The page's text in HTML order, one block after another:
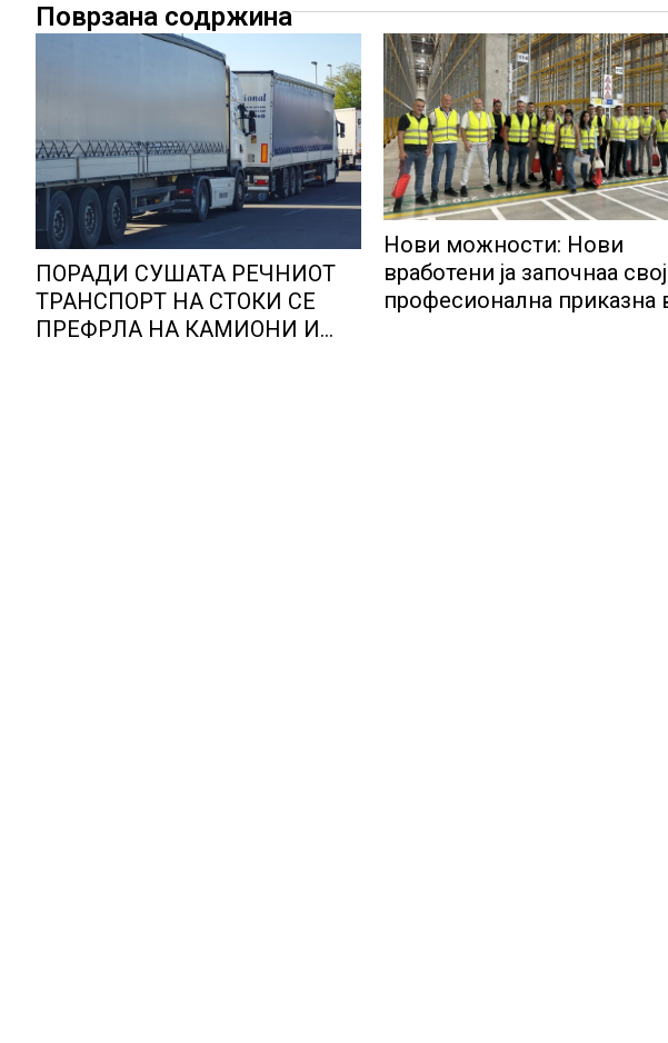
Поврзана содржина
ПОРАДИ СУШАТА РЕЧНИОТ
ТРАНСПОРТ НА СТОКИ СЕ
ПРЕФРЛА НА КАМИОНИ И
Нови можности: Нови
вработени ја започнаа
професионална приказна